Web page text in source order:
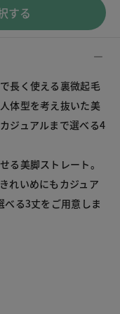
する
長く使える裏微起毛
体型を考え抜いた美
ジュアルまで選べる4
る美脚ストレート。
れいめにもカジュア
べる3丈をご用意しま